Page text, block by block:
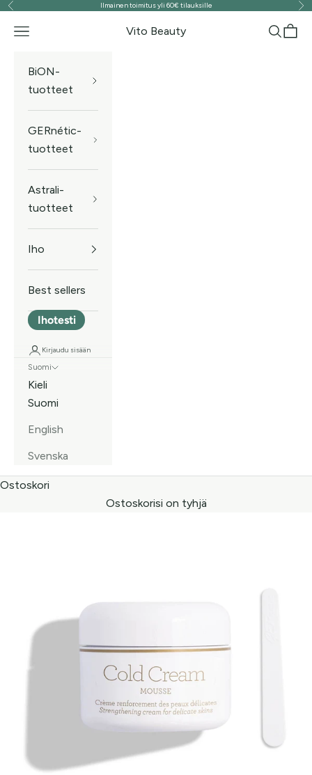
Siirry sisältöön
Edellinen Ilmainen toimitus yli 60€ tilauksille
Vito Beauty
Valikko Haku
BiON-
tuotteet
GERnétic-
tuotteet
Astrali-
tuotteet
Iho
Best sellers
Ihotesti
Kirjaudu sisään
Suomi
Kieli
Suomi
English
Svenska
Ostoskori
Ostoskorisi on tyhjä